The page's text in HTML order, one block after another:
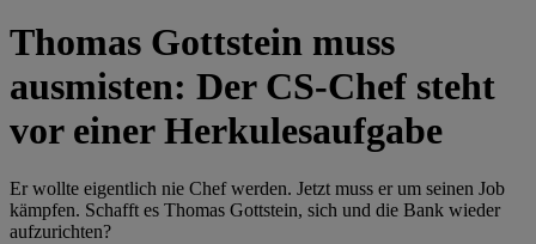
Thomas Gottstein muss
ausmisten: Der CS-Chef steht
vor einer Herkulesaufgabe
Er wollte eigentlich nie Chef werden. Jetzt muss er um seinen Job
kämpfen. Schafft es Thomas Gottstein, sich und die Bank wieder
aufzurichten?